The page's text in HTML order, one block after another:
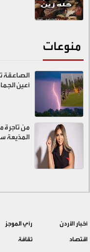
منوعات
الصاعقة
أعين
من تاجرة
المذيعة
أخبار الأردن
رأي الموجز
اقتصاد
ثقافة